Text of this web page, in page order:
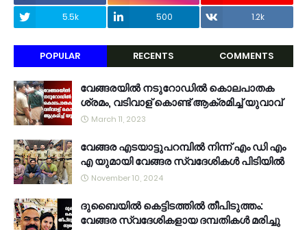
5.5k
500 1.2k
POPULAR RECENTS COMMENTS
വേങ്ങരയിൽ നടുറോഡിൽ കൊലപാതക
ശ്രമം, വടിവാള് കൊണ്ട് ആക്രമിച്ച് യുവാവ്
March 11, 2023
വേങ്ങര എടയാട്ടുപറമ്പിൽ നിന്ന് എം ഡി എം
എ യുമായി വേങ്ങര സ്വദേശികൾ പിടിയിൽ
November 10, 2024
ദുബൈയിൽ കെട്ടിടത്തിൽ തീപിടുത്തം:
വേങ്ങര സ്വദേശികളായ ദമ്പതികൾ മരിച്ചു